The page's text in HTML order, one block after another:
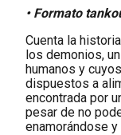
• Formato
Cuenta la
los demonios,
humanos y
dispuestos a
encontrada por
pesar de no
enamorándose